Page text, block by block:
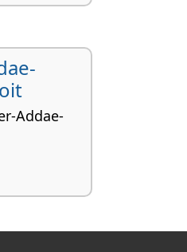
Addae-